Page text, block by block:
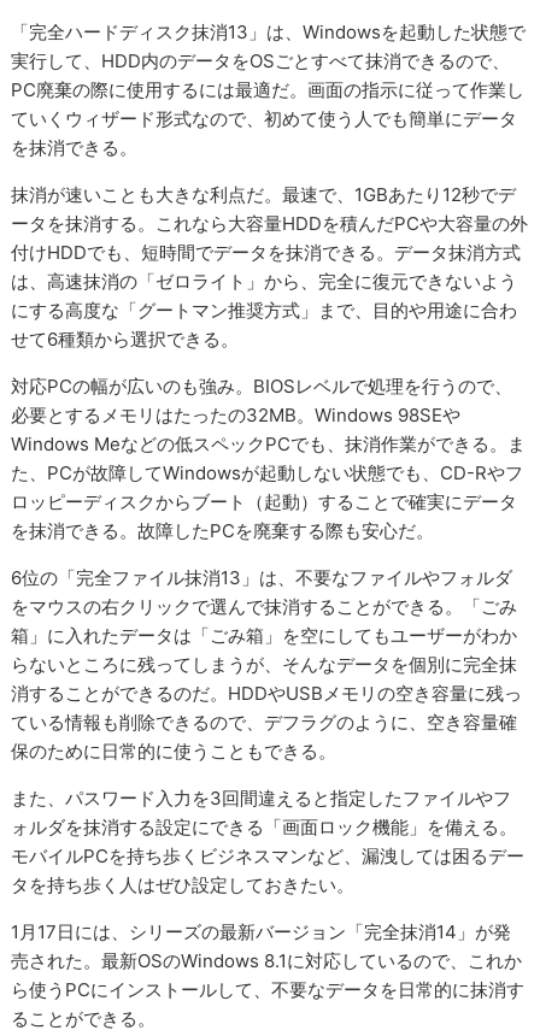
「完全ハードディスク抹消13」は、Windowsを起動した状態で
実行して、HDD内のデータをOSごとすべて抹消できるので、
PC廃棄の際に使用するには最適だ。画面の指示に従って作業し
ていくウィザード形式なので、初めて使う人でも簡単にデータ
を抹消できる。
抹消が速いことも大きな利点だ。最速で、1GBあたり12秒でデ
ータを抹消する。これなら大容量HDDを積んだPCや大容量の外
付けHDDでも、短時間でデータを抹消できる。データ抹消方式
は、高速抹消の「ゼロライト」から、完全に復元できないよう
にする高度な「グートマン推奨方式」まで、目的や用途に合わ
せて6種類から選択できる。
対応PCの幅が広いのも強み。BIOSレベルで処理を行うので、
必要とするメモリはたったの32MB。Windows 98SEや
Windows Meなどの低スペックPCでも、抹消作業ができる。ま
た、PCが故障してWindowsが起動しない状態でも、CD-Rやフ
ロッピーディスクからブート（起動）することで確実にデータ
を抹消できる。故障したPCを廃棄する際も安心だ。
6位の「完全ファイル抹消13」は、不要なファイルやフォルダ
をマウスの右クリックで選んで抹消することができる。「ごみ
箱」に入れたデータは「ごみ箱」を空にしてもユーザーがわか
らないところに残ってしまうが、そんなデータを個別に完全抹
消することができるのだ。HDDやUSBメモリの空き容量に残っ
ている情報も削除できるので、デフラグのように、空き容量確
保のために日常的に使うこともできる。
また、パスワード入力を3回間違えると指定したファイルやフ
ォルダを抹消する設定にできる「画面ロック機能」を備える。
モバイルPCを持ち歩くビジネスマンなど、漏洩しては困るデー
タを持ち歩く人はぜひ設定しておきたい。
1月17日には、シリーズの最新バージョン「完全抹消14」が発
売された。最新OSのWindows 8.1に対応しているので、これか
ら使うPCにインストールして、不要なデータを日常的に抹消す
ることができる。